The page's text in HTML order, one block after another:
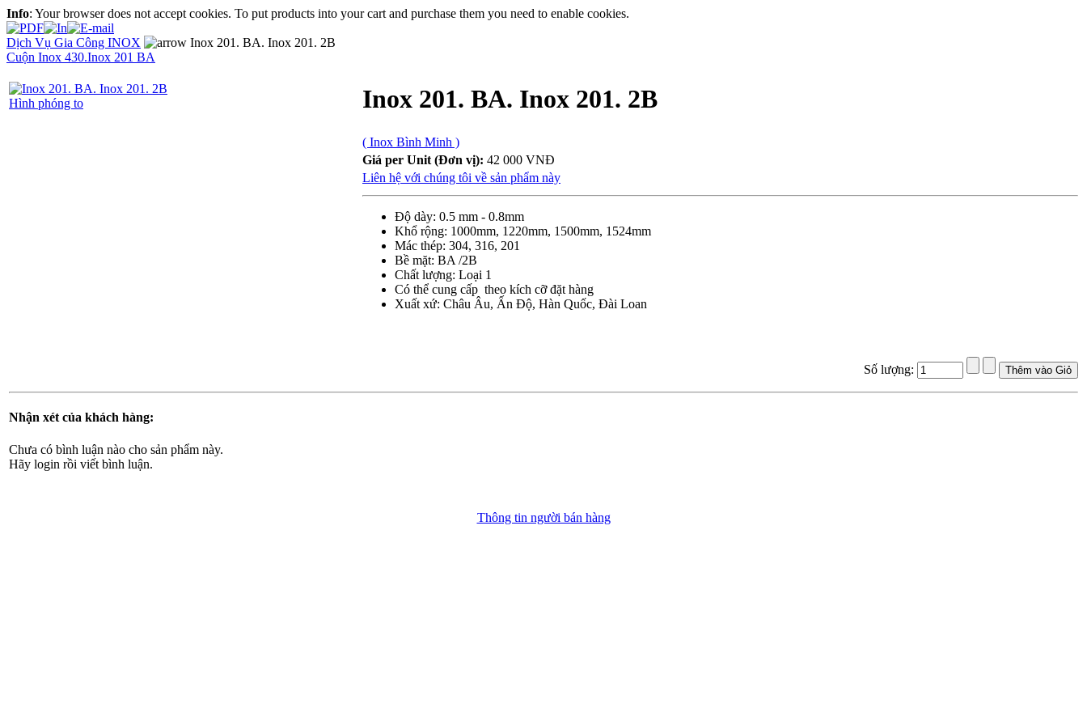
Info: Your browser does not accept cookies. To put products into your cart and purchase them you need to enable cookies.
Dịch Vụ Gia Công INOX
Inox 201. BA. Inox 201. 2B
Cuộn Inox 430.Inox 201 BA
Hình phóng to Inox 201. BA. Inox 201. 2B
( Inox Bình Minh )
Giá per Unit (Đơn vị): 42 000 VNĐ
Liên hệ với chúng tôi về sản phẩm này
Độ dày: 0.5 mm - 0.8mm
Khổ rộng: 1000mm, 1220mm, 1500mm, 1524mm
Mác thép: 304, 316, 201
Bề mặt: BA /2B
Chất lượng: Loại 1
Có thể cung cấp theo kích cỡ đặt hàng
Xuất xứ: Châu Âu, Ấn Độ, Hàn Quốc, Đài Loan
Số lượng:
Nhận xét của khách hàng:
Chưa có bình luận nào cho sản phẩm này.
Hãy login rồi viết bình luận.
Thông tin người bán hàng